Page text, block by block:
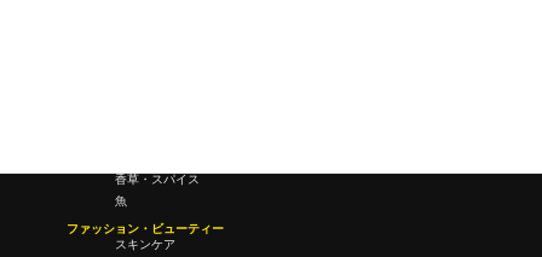
香草・スパイス
魚
ファッション・ビューティー
スキンケア